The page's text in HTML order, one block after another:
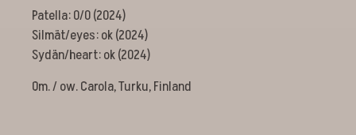
Patella: 0/0 (2024)
Silmät/eyes: ok (2024)
Sydän/heart: ok (2024)
Om. / ow. Carola, Turku, Finland